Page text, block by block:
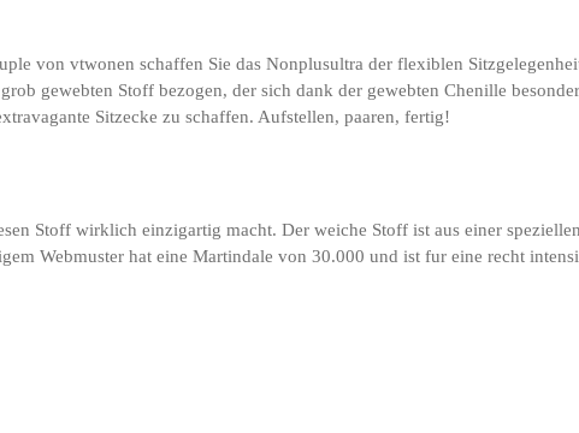
von vtwonen schaffen Sie das Nonplusultra der flexiblen
gewebten Stoff bezogen, der sich dank der gewebten Chenille
Sitzecke zu schaffen. Aufstellen, paaren, fertig!
Stoff wirklich einzigartig macht. Der weiche Stoff ist aus einer
Webmuster hat eine Martindale von 30.000 und ist fur eine recht